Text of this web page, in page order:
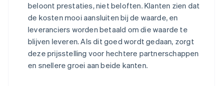
beloont prestaties, niet beloften. Klanten zien dat
de kosten mooi aansluiten bij de waarde, en
leveranciers worden betaald om die waarde te
blijven leveren. Als dit goed wordt gedaan, zorgt
deze prijsstelling voor hechtere partnerschappen
en snellere groei aan beide kanten.